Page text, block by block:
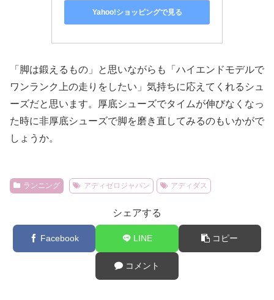
Yahoo!ショッピングで見る
「脚は鍛えるもの」と思いながらも「ハイエンドモデルで
ワンランク上の走りをしたい」気持ちに応えてくれるシュ
ーズだと思います。厚底シューズでタイムが伸びなくなっ
た時に非厚底シューズで脚を磨き直してみるのもいかがで
しょうか。
ランニング アディゼロジャパン アディダス
シェアする
Facebook LINE コピー
コメント